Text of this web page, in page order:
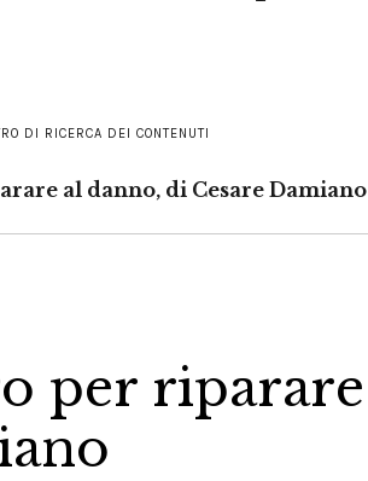
DI RICERCA DEI CONTENUTI
al danno, di Cesare Damiano
per riparare